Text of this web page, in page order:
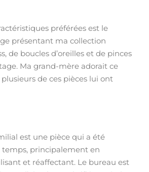
préférées est le
présentant ma collection
de boucles d’oreilles et de pinces
Ma grand-mère adorait ce
de ces pièces lui ont
est une pièce qui a été
temps, principalement en
et réaffectant. Le bureau est